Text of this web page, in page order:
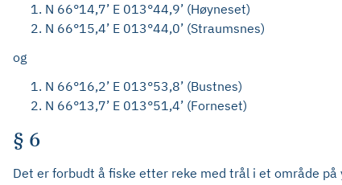
N 66°14,7’ E 013°44,9’ (Høyneset)
N 66°15,4’ E 013°44,0’ (Straumsnes)
og
N 66°16,2’ E 013°53,8’ (Bustnes)
N 66°13,7’ E 013°51,4’ (Forneset)
§ 6
Det er forbudt å fiske etter reke med trål i et område